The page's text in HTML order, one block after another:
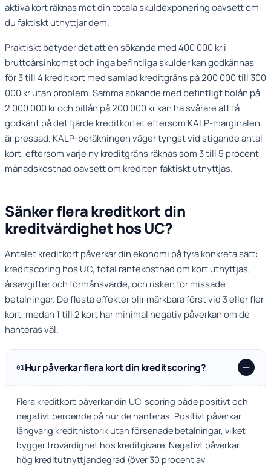
aktiva kort räknas mot din totala skuldexponering oavsett om
du faktiskt utnyttjar dem.
Praktiskt betyder det att en sökande med 400 000 kr i
bruttoårsinkomst och inga befintliga skulder kan godkännas
för 3 till 4 kreditkort med samlad kreditgräns på 200 000 till 300
000 kr utan problem. Samma sökande med befintligt bolån på
2 000 000 kr och billån på 200 000 kr kan ha svårare att få
godkänt på det fjärde kreditkortet eftersom KALP-marginalen
är pressad. KALP-beräkningen väger tyngst vid stigande antal
kort, eftersom varje ny kreditgräns räknas som 3 till 5 procent
månadskostnad oavsett om krediten faktiskt utnyttjas.
Sänker flera kreditkort din
kreditvärdighet hos UC?
Antalet kreditkort påverkar din ekonomi på fyra konkreta sätt:
kreditscoring hos UC, total räntekostnad om kort utnyttjas,
årsavgifter och förmånsvärde, och risken för missade
betalningar. De flesta effekter blir märkbara först vid 3 eller fler
kort, medan 1 till 2 kort har minimal negativ påverkan om de
hanteras väl.
01 Hur påverkar flera kort din kreditscoring?
Flera kreditkort påverkar din UC-scoring både positivt och
negativt beroende på hur de hanteras. Positivt påverkar
långvarig kredithistorik utan försenade betalningar, vilket
bygger trovärdighet hos kreditgivare. Negativt påverkar
hög kreditutnyttjandegrad (över 30 procent av